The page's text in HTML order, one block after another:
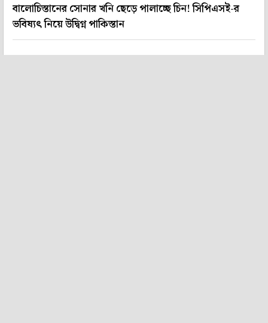
বালোচিস্তানের সোনার খনি ছেড়ে পালাচ্ছে চিন! সিপিএসই-র
ভবিষ্যৎ নিয়ে উদ্বিগ্ন পাকিস্তান